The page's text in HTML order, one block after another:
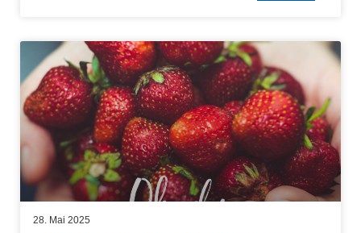
28. Mai 2025